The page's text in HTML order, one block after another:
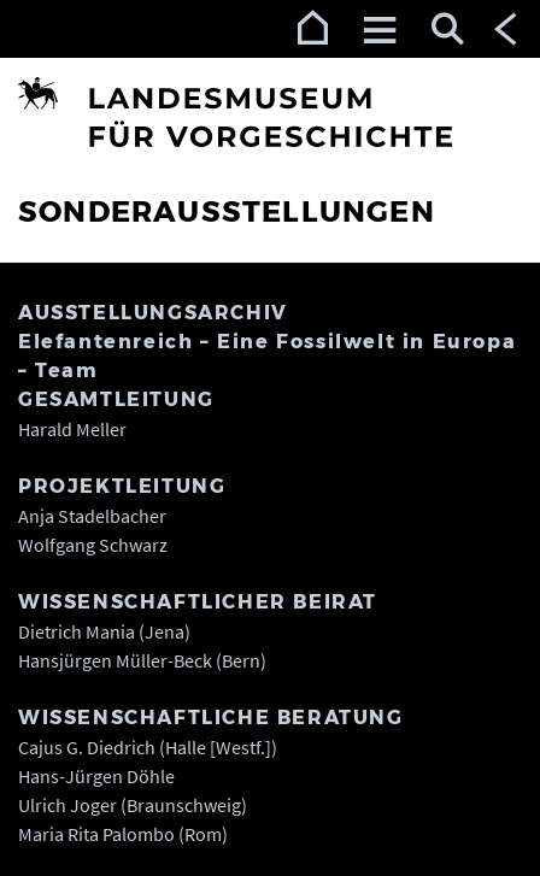
SONDERAUSSTELLUNGEN
AUSSTELLUNGSARCHIV
Elefantenreich – Eine Fossilwelt in Europa
– Team
GESAMTLEITUNG
Harald Meller
PROJEKTLEITUNG
Anja Stadelbacher
Wolfgang Schwarz
WISSENSCHAFTLICHER BEIRAT
Dietrich Mania (Jena)
Hansjürgen Müller-Beck (Bern)
WISSENSCHAFTLICHE BERATUNG
Cajus G. Diedrich (Halle [Westf.])
Hans-Jürgen Döhle
Ulrich Joger (Braunschweig)
Maria Rita Palombo (Rom)